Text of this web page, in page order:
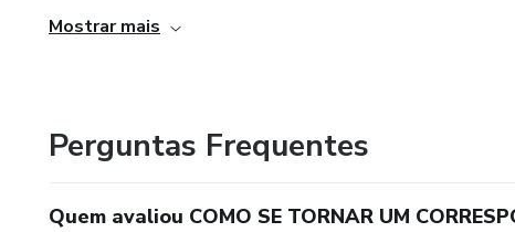
Mostrar mais
Perguntas Frequentes
Quem avaliou COMO SE TORNAR UM